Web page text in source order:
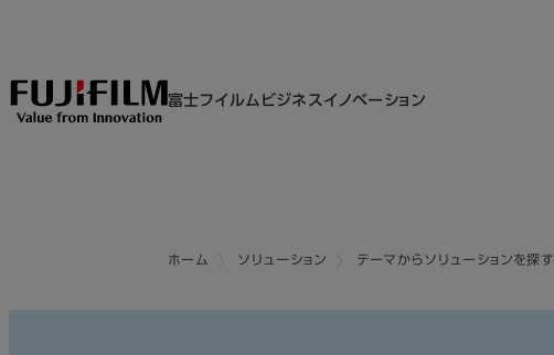
富士フイルムビジネスイノベーション
ホーム ソリューション テーマからソリューションを探す